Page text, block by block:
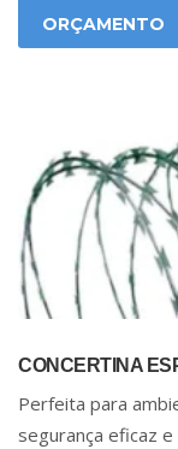
ORÇAMENTO
CONCERTINA
Perfeita para
segurança eficaz